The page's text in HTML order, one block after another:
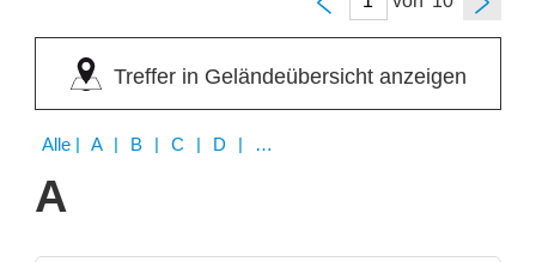
Treffer in Geländeübersicht anzeigen
Alle | A | B | C | D | E | F | G | H | I | J | K | L | M | N | O | P | Q | R | S | T | U | V | W | Y | Z
A